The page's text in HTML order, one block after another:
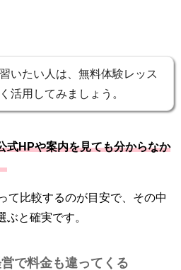
いたい人は、無料体験レッス
活用してみましょう。
式HPや案内を見ても分からなか
て比較するのが目安で、その中
ぶと確実です。
で料金も違ってくる